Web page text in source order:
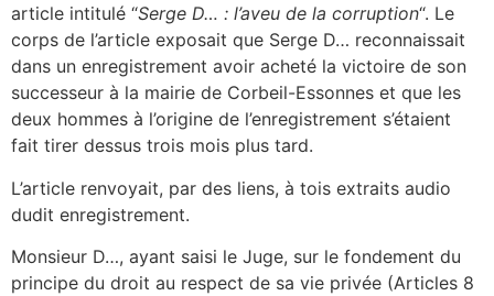
article intitulé “Serge D… : l’aveu de la corruption“. Le
corps de l’article exposait que Serge D… reconnaissait
dans un enregistrement avoir acheté la victoire de son
successeur à la mairie de Corbeil-Essonnes et que les
deux hommes à l’origine de l’enregistrement s’étaient
fait tirer dessus trois mois plus tard.
L’article renvoyait, par des liens, à tois extraits audio
dudit enregistrement.
Monsieur D…, ayant saisi le Juge, sur le fondement du
principe du droit au respect de sa vie privée (Articles 8